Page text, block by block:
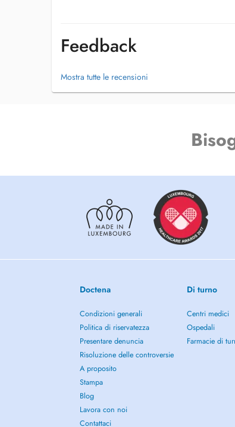
2022 Krankenhaus der Barmherzigen Brüder,
Feedback
Mostra tutte le recensioni
Doctena
Condizioni generali
Politica di riservatezza
Presentare denuncia
Risoluzione delle controversie
A proposito
Stampa
Blog
Lavora con noi
Contattaci
Di turno
Centri medici
Ospedali
Farmacie di